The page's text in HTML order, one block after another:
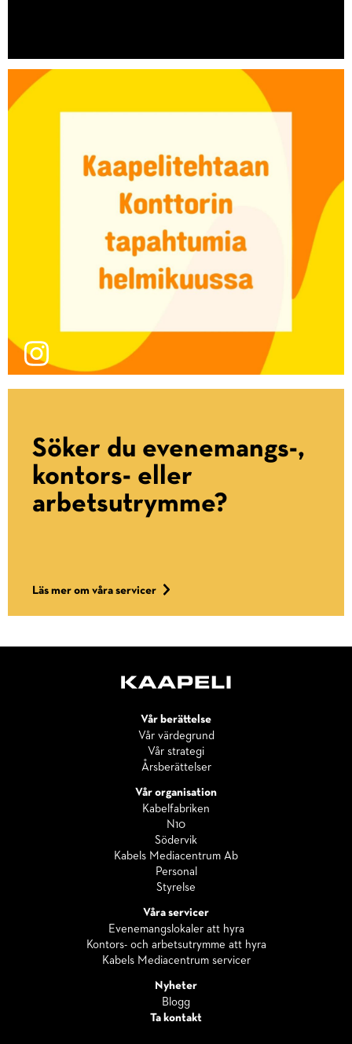
Söker du evenemangs-,
kontors- eller
arbetsutrymme?
Läs mer om våra servicer
Vår berättelse
Vår värdegrund
Vår strategi
Årsberättelser
Vår organisation
Kabelfabriken
N10
Södervik
Kabels Mediacentrum Ab
Personal
Styrelse
Våra servicer
Evenemangslokaler att hyra
Kontors- och arbetsutrymme att hyra
Kabels Mediacentrum servicer
Nyheter
Blogg
Ta kontakt